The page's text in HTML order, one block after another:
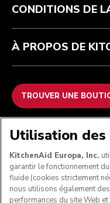
CONDITIONS DE
À PROPOS DE
TROUVER UNE
Utilisation des
KitchenAid Europa, Inc.
garantir le fonctionnement
fluide (cookies strictement
nous utilisons également
performances du site Web